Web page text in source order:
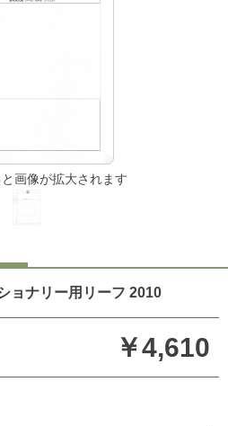
画像が拡大されます
ョナリー用リーフ 2010
￥4,610